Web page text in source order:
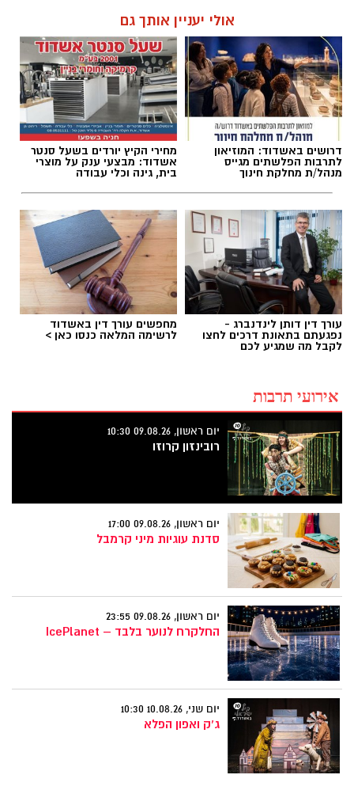
אולי יעניין אותך גם
דרושים באשדוד: המוזיאון
לתרבות הפלשתים מגייס
מנהל/ת מחלקת חינוך
מחירי הקיץ יורדים בשעל סנטר
אשדוד: מבצעי ענק על מוצרי
בית, גינה וכלי עבודה
עורך דין דותן לינדנברג -
נפגעתם בתאונת דרכים לחצו
לקבל מה שמגיע לכם
מחפשים עורך דין באשדוד
לרשימה המלאה כנסו כאן >
אירועי תרבות
יום ראשון, 09.08.26 10:30
רובינזון קרוזו
יום ראשון, 09.08.26 17:00
סדנת עוגיות מיני קרמבל
יום ראשון, 09.08.26 23:55
החלקרח לנוער בלבד – IcePlanet
יום שני, 10.08.26 10:30
ג'ק ואפון הפלא